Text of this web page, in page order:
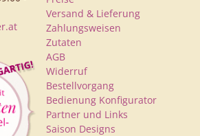
Versand & Lieferung
Zahlungsweisen
Zutaten
AGB
Widerruf
Bestellvorgang
Bedienung Konfigurator
Partner und Links
Saison Designs